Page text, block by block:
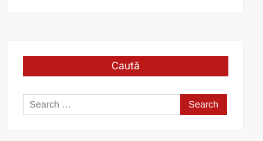
Caută
Search
for: